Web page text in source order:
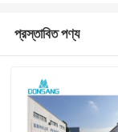
প্রস্তাবিত পণ্য